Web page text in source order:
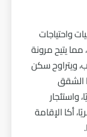
واحتياجات
يتيح مرونة
ويتراوح سكن
أما الشقق
يورو شهريًا، واستئجار
إلى 500 يورو شهريًا، أكا الإقامة